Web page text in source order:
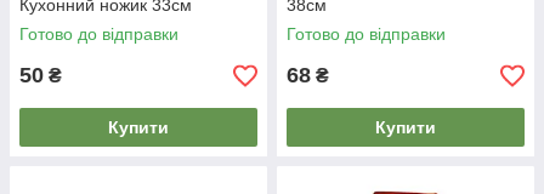
Кухонний ножик 33см
Готово до відправки
50 ₴
Купити
38см
Готово до відправки
68 ₴
Купити